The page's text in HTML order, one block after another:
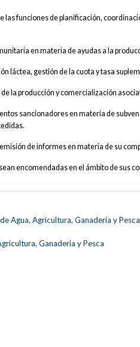
las funciones de planificación,
en materia de ayudas a la
láctea, gestión de la cuota y tasa
la producción y comercialización
sancionadores en materia de
de informes en materia de su
encomendadas en el ámbito de sus
Agua, Agricultura, Ganadería y Pesca
Ganadería y Pesca